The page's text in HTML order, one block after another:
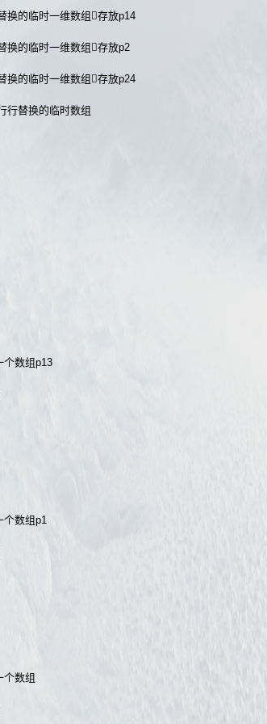
换的临时一维数组存放p14
换的临时一维数组存放p2
换的临时一维数组存放p24
行替换的临时数组
个数组p13
个数组p1
个数组